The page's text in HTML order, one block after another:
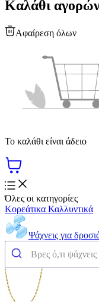
Καλάθι
Αφαίρεση όλων
Το καλάθι είναι άδειο
Όλες οι κατηγορίες
Κορεάτικα Καλλυντικά
Ψάχνεις για